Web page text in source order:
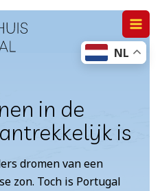
in de
is
dromen van een
zon. Toch is Portugal
NL